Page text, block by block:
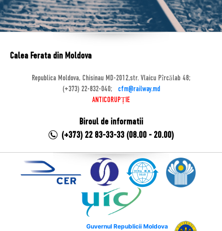
Calea Ferata din Moldova
Republica Moldova, Chisinau MD-2012,str. Vlaicu Pîrcălab 48;
(+373) 22-832-040;
cfm@railway.md
ANTICORUPȚIE
Biroul de informatii
(+373) 22 83-33-33 (08.00 - 20.00)
Guvernul Republicii Moldova